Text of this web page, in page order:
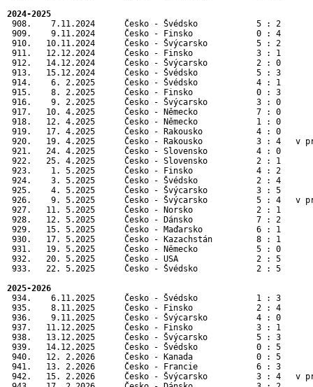
2024-2025
908.    7.11.2024      Česko - Švédsko            5 : 2
909.    9.11.2024      Česko - Finsko             0 : 4
910.   10.11.2024      Česko - Švýcarsko          5 : 2
911.   12.12.2024      Česko - Finsko             3 : 1
912.   14.12.2024      Česko - Švýcarsko          2 : 0
913.   15.12.2024      Česko - Švédsko            5 : 3
914.    6. 2.2025      Česko - Švédsko            4 : 1
915.    8. 2.2025      Česko - Finsko             0 : 3
916.    9. 2.2025      Česko - Švýcarsko          3 : 0
917.   10. 4.2025      Česko - Německo            7 : 0
918.   12. 4.2025      Česko - Německo            1 : 0
919.   17. 4.2025      Česko - Rakousko           4 : 0
920.   19. 4.2025      Česko - Rakousko           3 : 4   v
921.   24. 4.2025      Česko - Slovensko          4 : 0
922.   25. 4.2025      Česko - Slovensko          2 : 1
923.    1. 5.2025      Česko - Finsko             4 : 2
924.    3. 5.2025      Česko - Švédsko            2 : 4
925.    4. 5.2025      Česko - Švýcarsko          3 : 5
926.    9. 5.2025      Česko - Švýcarsko          5 : 4
927.   11. 5.2025      Česko - Norsko
928.   12. 5.2025      Česko - Dánsko
929.   15. 5.2025      Česko - Maďarsko
930.   17. 5.2025      Česko - Kazachstán
931.   19. 5.2025      Česko - Německo
932.   20. 5.2025      Česko - USA
933.   22. 5.2025      Česko - Švédsko
2025-2026
934.    6.11.2025      Česko - Švédsko            1 : 3
935.    8.11.2025      Česko - Finsko             2 : 4
936.    9.11.2025      Česko - Švýcarsko          4 : 0
937.   11.12.2025      Česko - Finsko             3 : 1
938.   13.12.2025      Česko - Švýcarsko          5 : 3
939.   14.12.2025      Česko - Švédsko            0 : 5
940.   12. 2.2026      Česko - Kanada
941.   13. 2.2026      Česko - Francie
942.   15. 2.2026      Česko - Švýcarsko          3 : 4